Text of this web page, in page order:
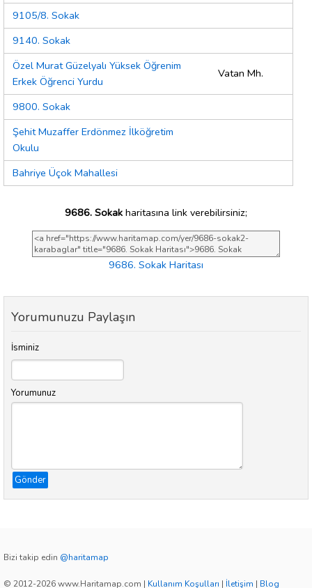
9105/8. Sokak
9140. Sokak
Özel Murat Güzelyalı Yüksek Öğrenim
Erkek Öğrenci Yurdu
Vatan Mh.
9800. Sokak
Şehit Muzaffer Erdönmez İlköğretim
Okulu
Bahriye Üçok Mahallesi
9686. Sokak haritasına link verebilirsiniz;
9686. Sokak Haritası
Yorumunuzu Paylaşın
İsminiz
Yorumunuz
Gönder
Bizi takip edin @haritamap
© 2012-2026 www.Haritamap.com | Kullanım Koşulları | İletişim | Blog